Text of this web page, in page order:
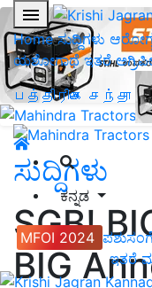
Home ಸುದ್ದಿಗಳು
ಯಶೋಗಾಥೆ ಇತರೆ
பத்திரிகை சந்தா
ಕನ್ನಡ
MFOI 2024
ಇತರೆ
ಸುದ್ದಿಗಳು
SGB!
BIG